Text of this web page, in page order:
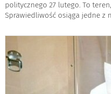
politycznego 27 lutego. To
Sprawiedliwość osiąga jedne z